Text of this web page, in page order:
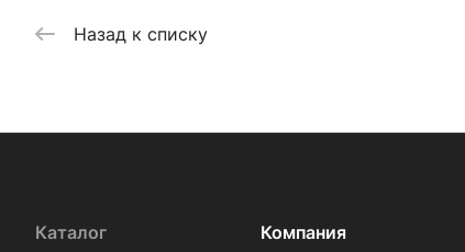
Назад к списку
Каталог Компания